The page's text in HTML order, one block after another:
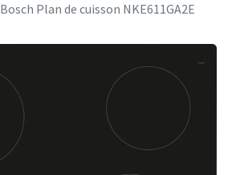
Bosch Plan de cuisson NKE611GA2E